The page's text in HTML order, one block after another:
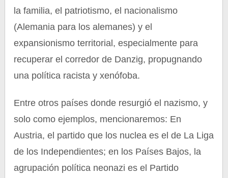
la familia, el patriotismo, el nacionalismo
(Alemania para los alemanes) y el
expansionismo territorial, especialmente para
recuperar el corredor de Danzig, propugnando
una política racista y xenófoba.
Entre otros países donde resurgió el nazismo, y
solo como ejemplos, mencionaremos: En
Austria, el partido que los nuclea es el de La Liga
de los Independientes; en los Países Bajos, la
agrupación política neonazi es el Partido